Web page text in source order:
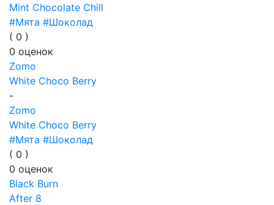
Mint Chocolate Chill
#Мята #Шоколад
( 0 )
0 оценок
Zomo
White Choco Berry
-
Zomo
White Choco Berry
#Мята #Шоколад
( 0 )
0 оценок
Black Burn
After 8